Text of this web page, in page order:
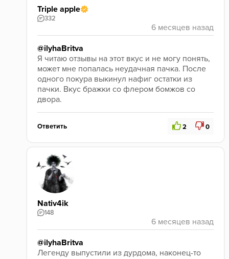
Triple apple
332
@ilyhaBritva
Я читаю отзывы на этот вкус и не могу понять,
может мне попалась неудачная пачка. После
одного покура выкинул нафиг остатки из
пачки. Вкус бражки со флером бомжов со
двора.
Ответить 2 0
Nativ4ik
148
@ilyhaBritva
Легенду выпустили из дурдома, наконец-то